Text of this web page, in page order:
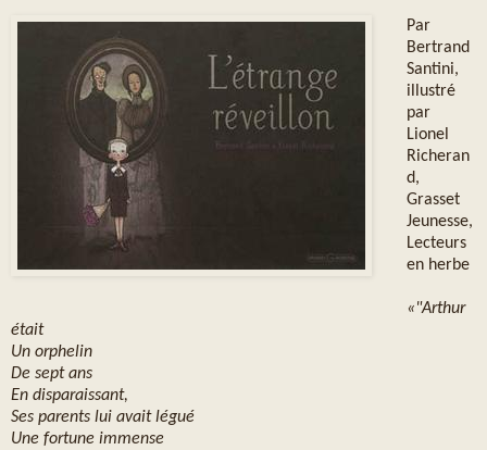
Par
Bertrand
Santini,
illustré
par
Lionel
Richeran
d,
Grasset
Jeunesse,
Lecteurs
en herbe
«"Arthur
était
Un orphelin
De sept ans
En disparaissant,
Ses parents lui avait légué
Une fortune immense